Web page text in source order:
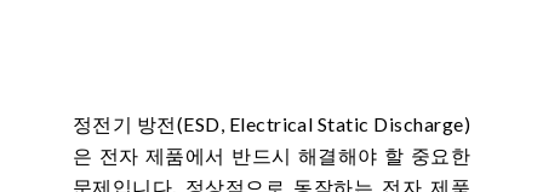
정전기 방전(ESD, Electrical Static Discharge)
은 전자 제품에서 반드시 해결해야 할 중요한
문제입니다. 정상적으로 동작하는 전자 제품